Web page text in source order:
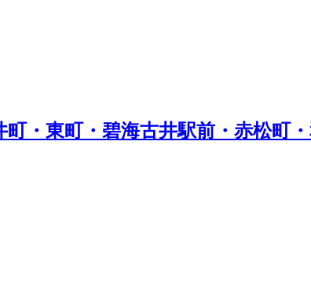
町・東町・碧海古井駅前・赤松町